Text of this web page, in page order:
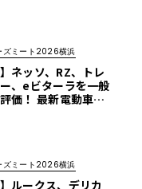
横浜】
ズミート2026横浜
ネッソ、RZ、トレ
、eビターラを一般
価！ 最新電動車体
横浜】
ズミート2026横浜
ルークス、デリカ